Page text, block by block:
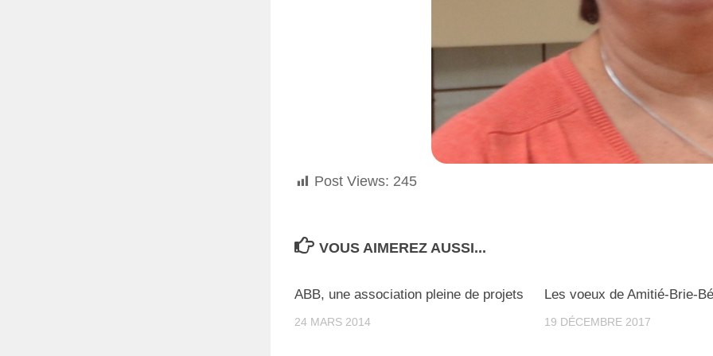
Post Views: 245
VOUS AIMEREZ AUSSI...
ABB, une association pleine de projets
24 MARS 2014
Les voeux de Amitié-Brie-
19 DÉCEMBRE 2017